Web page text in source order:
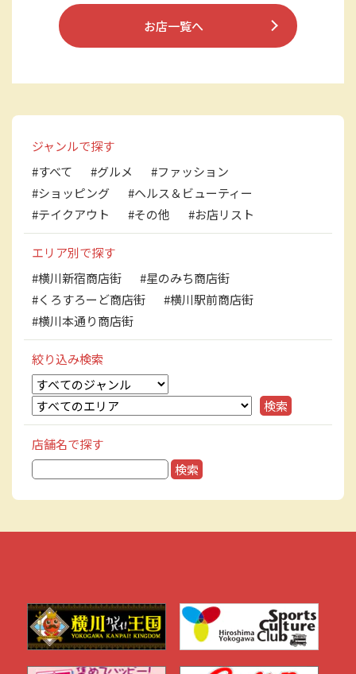
お店一覧へ
ジャンルで探す
#すべて
#グルメ
#ファッション
#ショッピング
#ヘルス＆ビューティー
#テイクアウト
#その他 #お店リスト
エリア別で探す
#横川新宿商店街
#星のみち商店街
#くろすろーど商店街
#横川駅前商店街
#横川本通り商店街
絞り込み検索
店舗名で探す